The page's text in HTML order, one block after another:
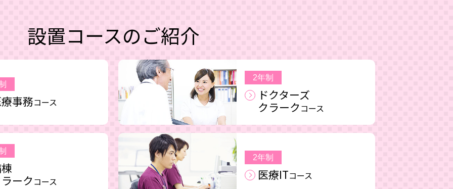
設置コースのご紹介
事務コース
2年制
ドクターズ
クラークコース
ークコース
2年制
医療ITコース